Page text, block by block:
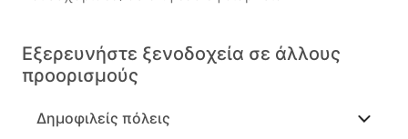
Εξερευνήστε ξενοδοχεία σε άλλους
προορισμούς
Δημοφιλείς πόλεις